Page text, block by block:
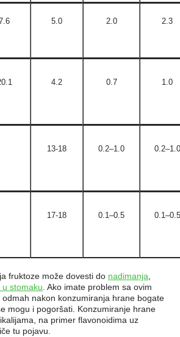
7.6 5.0 2.0 2.3
4.2 0.7 1.0
13-18 0.2–1.0 0.2–1.0
17-18 0.1–0.5 0.1–0.5
fruktoze može dovesti do nadimanja,
u stomaku. Ako imate problem sa ovim
nakon konzumiranja hrane bogate
mogu i pogoršati. Konzumiranje hrane
na primer flavonoidima uz
tu pojavu.